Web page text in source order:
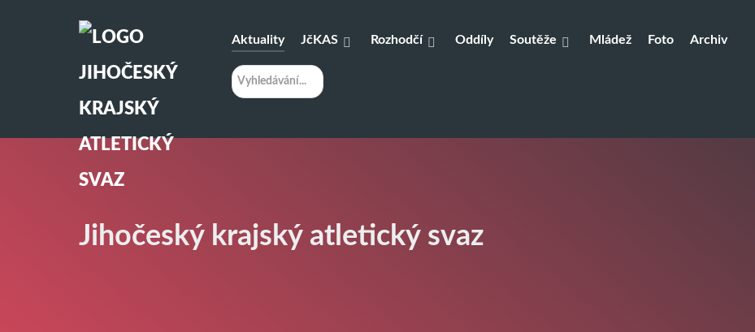
Aktuality JčKAS Rozhodčí Oddíly Soutěže Mládež Foto Archiv
H
l
e
n
Jihočeský krajský atletický svaz